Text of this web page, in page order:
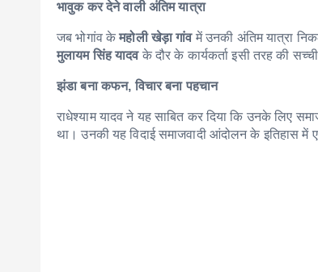
भावुक कर देने वाली अंतिम यात्रा
जब भोगांव केमहोली खेड़ा गांवमें उनकी अंतिम यात्रा
मुलायम सिंह यादवके दौर के कार्यकर्ता इसी तरह की
झंडा बना कफन, विचार बना पहचान
राधेश्याम यादव ने यह साबित कर दिया कि उनके लिए
था। उनकी यह विदाई समाजवादी आंदोलन के इतिहास में